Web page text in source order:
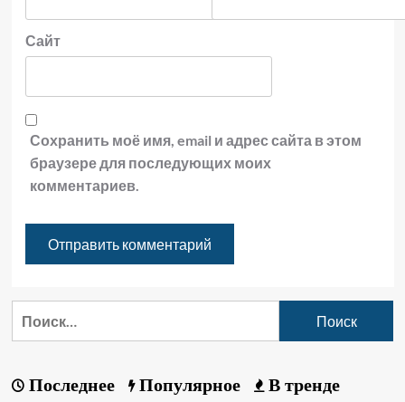
Сайт
Сохранить моё имя, email и адрес сайта в этом
браузере для последующих моих
комментариев.
Последнее Популярное В тренде